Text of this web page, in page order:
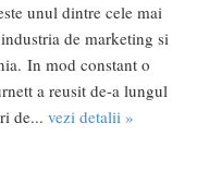
unul dintre cele mai
de marketing si
In mod constant o
a reusit de-a lungul
de... vezi detalii »